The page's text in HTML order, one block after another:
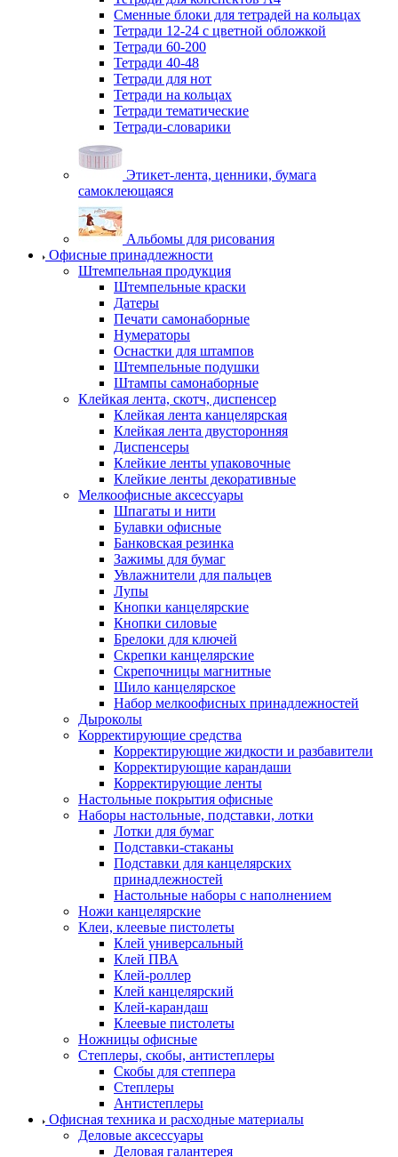
Сменные блоки для тетрадей на кольцах
Тетради 12-24 с цветной обложкой
Тетради 60-200
Тетради 40-48
Тетради для нот
Тетради на кольцах
Тетради тематические
Тетради-словарики
Этикет-лента, ценники, бумага
самоклеющаяся
Альбомы для рисования
Офисные принадлежности
Штемпельная продукция
Штемпельные краски
Датеры
Печати самонаборные
Нумераторы
Оснастки для штампов
Штемпельные подушки
Штампы самонаборные
Клейкая лента, скотч, диспенсер
Клейкая лента канцелярская
Клейкая лента двусторонняя
Диспенсеры
Клейкие ленты упаковочные
Клейкие ленты декоративные
Мелкоофисные аксессуары
Шпагаты и нити
Булавки офисные
Банковская резинка
Зажимы для бумаг
Увлажнители для пальцев
Лупы
Кнопки канцелярские
Кнопки силовые
Брелоки для ключей
Скрепки канцелярские
Скрепочницы магнитные
Шило канцелярское
Набор мелкоофисных принадлежностей
Дыроколы
Корректирующие средства
Корректирующие жидкости и разбавители
Корректирующие карандаши
Корректирующие ленты
Настольные покрытия офисные
Наборы настольные, подставки, лотки
Лотки для бумаг
Подставки-стаканы
Подставки для канцелярских
принадлежностей
Настольные наборы с наполнением
Ножи канцелярские
Клеи, клеевые пистолеты
Клей универсальный
Клей ПВА
Клей-роллер
Клей канцелярский
Клей-карандаш
Клеевые пистолеты
Ножницы офисные
Степлеры, скобы, антистеплеры
Скобы для степпера
Степлеры
Антистеплеры
Офисная техника и расходные материалы
Деловые аксессуары
Деловая галантерея